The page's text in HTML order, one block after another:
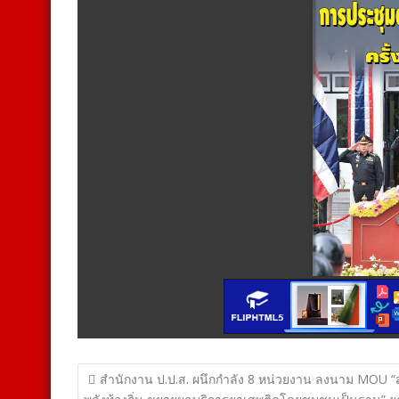
แนะแนว
สำนักงาน ป.ป.ส. ผนึกกำลัง 8 หน่วยงาน ลงนาม MOU